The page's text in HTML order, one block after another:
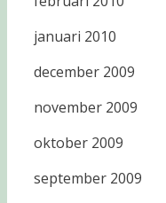
januari 2010
december 2009
november 2009
oktober 2009
september 2009